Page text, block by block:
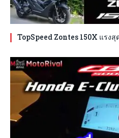
TopSpeed Zontes 150X แรง